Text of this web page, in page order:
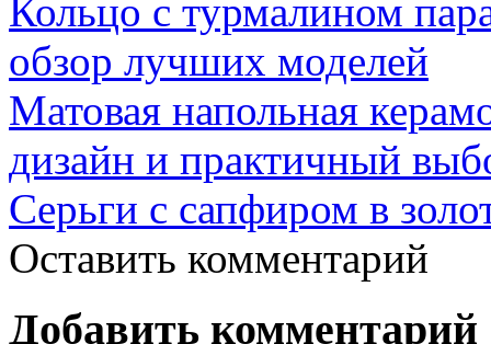
Кольцо с турмалином
обзор лучших моделей
Матовая напольная
дизайн и практичный
Серьги с сапфиром в
Оставить комментарий
Добавить комментарий